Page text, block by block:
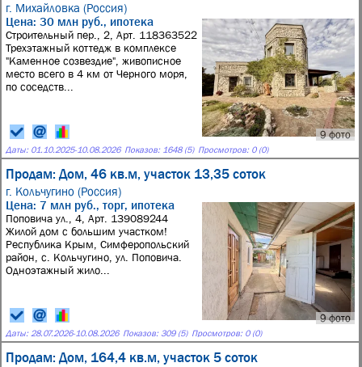
г. Михайловка (Россия)
9 фото
Цена: 30 млн руб., ипотека
Строительный пер., 2, Арт. 118363522
Трехэтажный коттедж в комплексе
"Каменное созвездие", живописное
место всего в 4 км от Черного моря,
по соседств...
Даты: 01.10.2025-10.08.2026 Показов: 1648 (5) Просмотров: 0 (0)
Продам: Дом, 46 кв.м, участок 13,35 соток
г. Кольчугино (Россия)
9 фото
Цена: 7 млн руб., торг, ипотека
Поповича ул., 4, Арт. 139089244
Жилой дом с большим участком!
Республика Крым, Симферопольский
район, с. Кольчугино, ул. Поповича.
Одноэтажный жило...
Даты: 28.07.2026-10.08.2026 Показов: 309 (5) Просмотров: 0 (0)
Продам: Дом, 164,4 кв.м, участок 5 соток